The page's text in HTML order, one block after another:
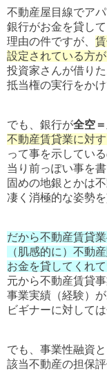
不動産屋目線でア
銀行がお金を貸し
理由の件ですが、
設定されている方
投資家さんが借り
抵当権の実行をか
でも、銀行が全空
不動産賃貸業に対
って事を示してい
当り前っぽい事を
固めの地銀とかは
凄く消極的な姿勢
だから不動産賃貸
（肌感的に）不動
お金を貸してくれ
元から不動産賃貸
事業実績（経験）
ビギナーに対して
でも、事業性融資
該当不動産の担保